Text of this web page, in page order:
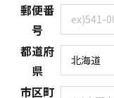
郵便番
号
都道府
県
市区町